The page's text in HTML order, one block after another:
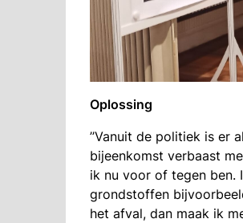
Oplossing
’’Vanuit de politiek is
bijeenkomst verbaast
ik nu voor of tegen ben.
grondstoffen
het afval, dan maak ik